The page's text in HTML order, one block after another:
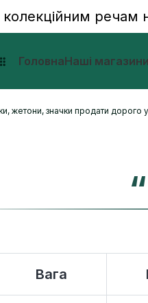
речам
ГоловнаНаші магазини
жетони, значки продати дорого
Вага